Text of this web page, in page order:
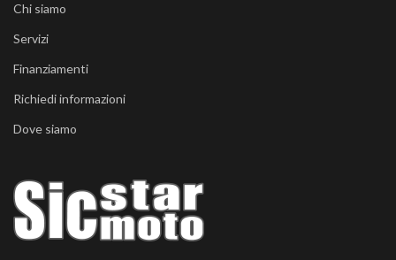
Chi siamo
Servizi
Finanziamenti
Richiedi informazioni
Dove siamo